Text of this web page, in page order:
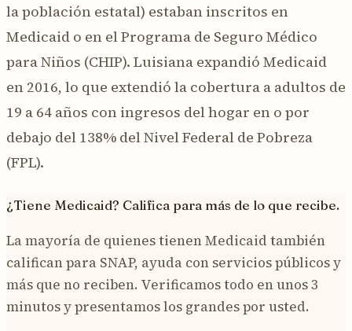
la población estatal) estaban inscritos en
Medicaid o en el Programa de Seguro Médico
para Niños (CHIP). Luisiana expandió Medicaid
en 2016, lo que extendió la cobertura a adultos de
19 a 64 años con ingresos del hogar en o por
debajo del 138% del Nivel Federal de Pobreza
(FPL).
¿Tiene Medicaid? Califica para más de lo que recibe.
La mayoría de quienes tienen Medicaid también
califican para SNAP, ayuda con servicios públicos y
más que no reciben. Verificamos todo en unos 3
minutos y presentamos los grandes por usted.